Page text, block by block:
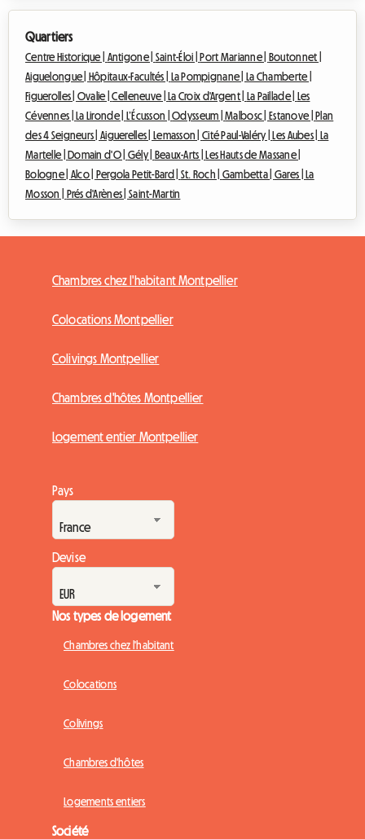
Quartiers
Centre Historique | Antigone | Saint-Éloi | Port Marianne |
Boutonnet |
Aiguelongue |
Hôpitaux-Facultés | La Pompignane |
La Chamberte |
Figuerolles | Ovalie |Celleneuve | La Croix d'Argent | La Paillade |
Les
Cévennes |
La Lironde | L’Écusson |Odysseum |Malbosc | Estanove |
Plan
des 4 Seigneurs |Aiguerelles | Lemasson |Cité Paul-Valéry | Les Aubes |
La
Martelle |
Domain d'O | Gély | Beaux-Arts |
Les Hauts de Massane |
Bologne | Alco | Pergola Petit-Bard | St. Roch | Gambetta | Gares |
La
Mosson |
Prés d'Arènes |Saint-Martin
Chambres chez l'habitant Montpellier
Colocations Montpellier
Colivings Montpellier
Chambres d'hôtes Montpellier
Logement entier Montpellier
Pays
Devise
Nos types de logement
Chambres chez l'habitant
Colocations
Colivings
Chambres d'hôtes
Logements entiers
Société